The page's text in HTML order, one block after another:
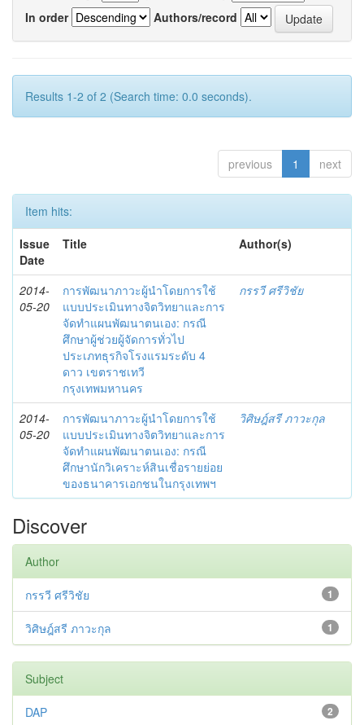
In order
Authors/record
Results 1-2 of 2 (Search time: 0.0 seconds).
previous 1 next
Item hits:
Issue
Date
Title Author(s)
2014-
05-20
การพัฒนาภาวะผู้นำโดยการใช้
แบบประเมินทางจิตวิทยาและการ
จัดทำแผนพัฒนาตนเอง: กรณี
ศึกษาผู้ช่วยผู้จัดการทั่วไป
ประเภทธุรกิจโรงแรมระดับ 4
ดาว เขตราชเทวี
กรุงเทพมหานคร
กรรวี ศรีวิชัย
2014-
05-20
การพัฒนาภาวะผู้นำโดยการใช้
แบบประเมินทางจิตวิทยาและการ
จัดทำแผนพัฒนาตนเอง: กรณี
ศึกษานักวิเคราะห์สินเชื่อรายย่อย
ของธนาคารเอกชนในกรุงเทพฯ
วิศิษฎ์สรี ภาวะกุล
Discover
Author
1
กรรวี ศรีวิชัย
1
วิศิษฎ์สรี ภาวะกุล
Subject
2
DAP